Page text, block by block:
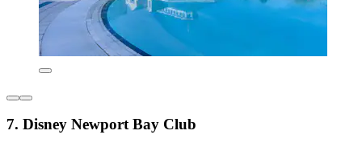
7. Disney Newport Bay Club